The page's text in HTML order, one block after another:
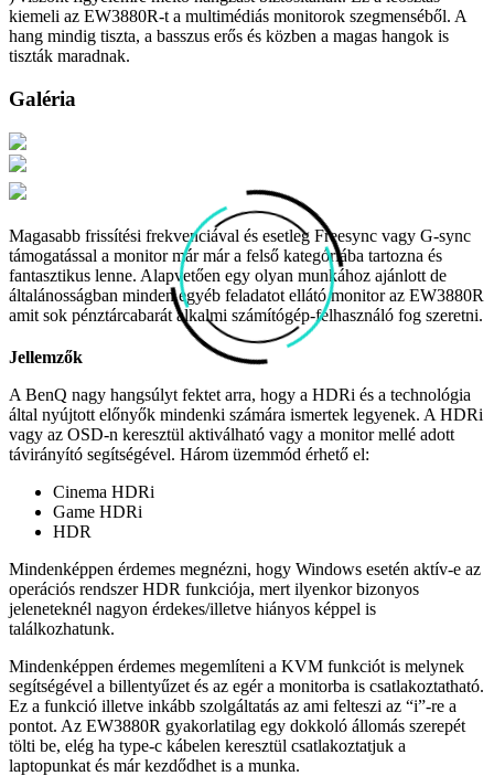
kiemeli az EW3880R-t a multimédiás monitorok szegmenséből. A
hang mindig tiszta, a basszus erős és közben a magas hangok is
tiszták maradnak.
Galéria
Magasabb frissítési frekvenciával és esetleg Freesync vagy G-sync
támogatással a monitor már már a felső kategóriába tartozna és
fantasztikus lenne. Alapvetően egy olyan munkához ajánlott de
általánosságban minden egyéb feladatot ellátó monitor az EW3880R
amit sok pénztárcabarát alkalmi számítógép-felhasználó fog szeretni.
Jellemzők
A BenQ nagy hangsúlyt fektet arra, hogy a HDRi és a technológia
által nyújtott előnyők mindenki számára ismertek legyenek. A HDRi
vagy az OSD-n keresztül aktiválható vagy a monitor mellé adott
távirányító segítségével. Három üzemmód érhető el:
Cinema HDRi
Game HDRi
HDR
Mindenképpen érdemes megnézni, hogy Windows esetén aktív-e az
operációs rendszer HDR funkciója, mert ilyenkor bizonyos
jeleneteknél nagyon érdekes/illetve hiányos képpel is
találkozhatunk.
Mindenképpen érdemes megemlíteni a KVM funkciót is melynek
segítségével a billentyűzet és az egér a monitorba is csatlakoztatható.
Ez a funkció illetve inkább szolgáltatás az ami felteszi az “i”-re a
pontot. Az EW3880R gyakorlatilag egy dokkoló állomás szerepét
tölti be, elég ha type-c kábelen keresztül csatlakoztatjuk a
laptopunkat és már kezdődhet is a munka.